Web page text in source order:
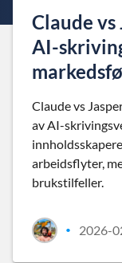
Claude
AI-
Claude vs
av AI-
arbeidsflyter,
brukstilfeller.
• 2026-